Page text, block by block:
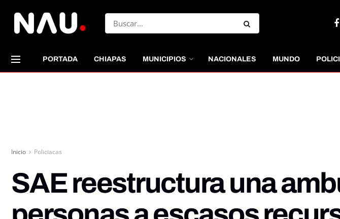
PORTADA CHIAPAS MUNICIPIOS NACIONALES MUNDO
Inicio Policiacas
SAE reestructura una